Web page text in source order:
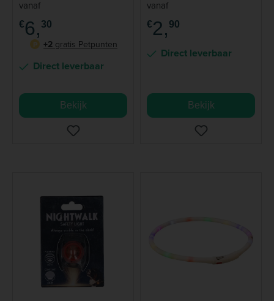
vanaf
€6, 30
P
+2 gratis Petpunten
Direct leverbaar
Bekijk
vanaf
€2, 90
Direct leverbaar
Bekijk